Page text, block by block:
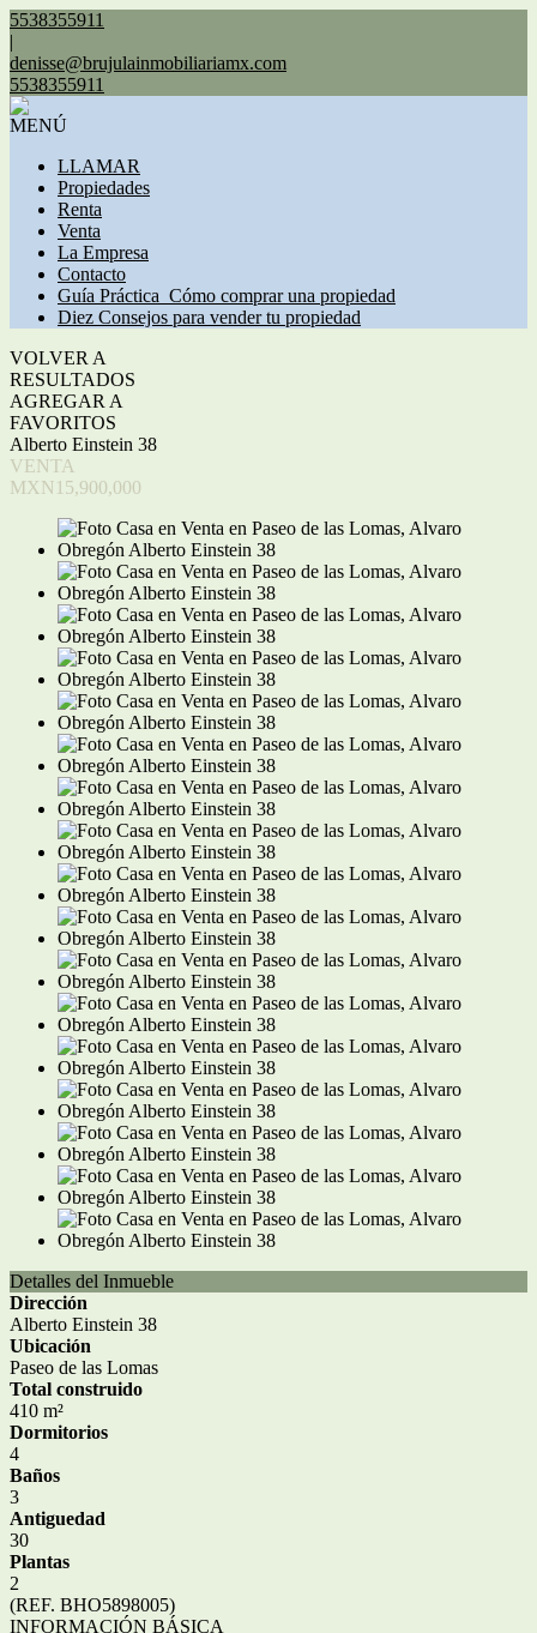
5538355911
|
denisse@brujulainmobiliariamx.com
5538355911
MENÚ
LLAMAR
Propiedades
Renta
Venta
La Empresa
Contacto
Guía Práctica_Cómo comprar una propiedad
Diez Consejos para vender tu propiedad
VOLVER A
RESULTADOS
AGREGAR A
FAVORITOS
Alberto Einstein 38
VENTA
MXN15,900,000
Detalles del Inmueble
Dirección
Alberto Einstein 38
Ubicación
Paseo de las Lomas
Total construido
410 m²
Dormitorios
4
Baños
3
Antiguedad
30
Plantas
2
(REF. BHO5898005)
INFORMACIÓN BÁSICA